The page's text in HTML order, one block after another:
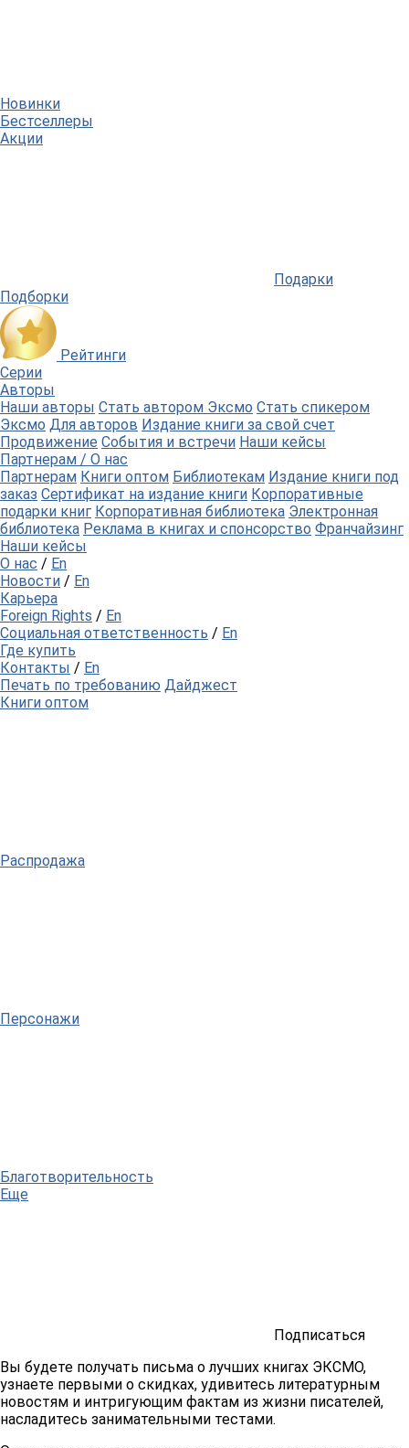
Новинки
Бестселлеры
Акции
Подарки
Подборки
Рейтинги
Серии
Авторы
Наши авторы Стать автором Эксмо Стать спикером
Эксмо Для авторов Издание книги за свой счет
Продвижение События и встречи Наши кейсы
Партнерам / О нас
Партнерам Книги оптом Библиотекам Издание книги под
заказ Сертификат на издание книги Корпоративные
подарки книг Корпоративная библиотека Электронная
библиотека Реклама в книгах и спонсорство Франчайзинг
Наши кейсы
О нас / En
Новости / En
Карьера
Foreign Rights / En
Социальная ответственность / En
Где купить
Контакты / En
Печать по требованию Дайджест
Книги оптом
Распродажа
Персонажи
Благотворительность
Еще
Подписаться
Вы будете получать письма о лучших книгах ЭКСМО,
узнаете первыми о скидках, удивитесь литературным
новостям и интригующим фактам из жизни писателей,
насладитесь занимательными тестами.